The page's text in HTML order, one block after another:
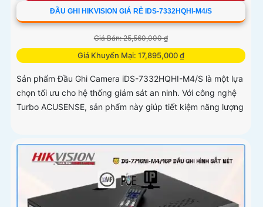
ĐẦU GHI HIKVISION GIÁ RẺ IDS-7332HQHI-M4/S
Giá Bán: 25,560,000 ₫
Giá Khuyến Mại: 17,895,000 ₫
Sản phẩm Đầu Ghi Camera iDS-7332HQHI-M4/S là một lựa
chọn tối ưu cho hệ thống giám sát an ninh. Với công nghệ
Turbo ACUSENSE, sản phẩm này giúp tiết kiệm năng lượng